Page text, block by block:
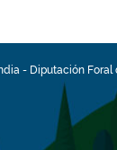
- Diputación Foral